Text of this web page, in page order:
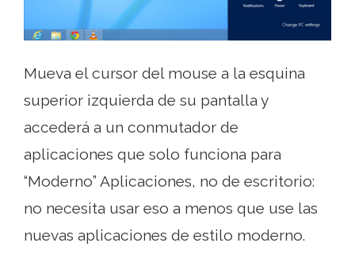
Mueva el cursor del mouse a la esquina
superior izquierda de su pantalla y
accederá a un conmutador de
aplicaciones que solo funciona para
“Moderno” Aplicaciones, no de escritorio:
no necesita usar eso a menos que use las
nuevas aplicaciones de estilo moderno.